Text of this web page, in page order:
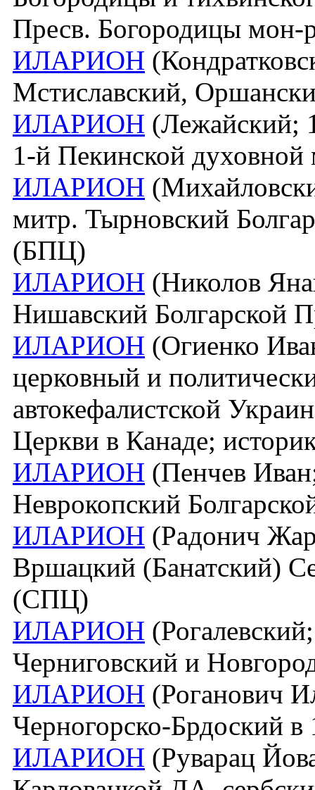
Пресв. Богородицы мон-
ИЛАРИОН
Мстиславский,
ИЛАРИОН (Лежайский;
1-й Пекинской духовной
ИЛАРИОН
митр. Тырновский
(БПЦ)
ИЛАРИОН (Николов
Нишавский Болгарской
ИЛАРИОН (Огиенко
церковный и
автокефалистской
Церкви в Канаде;
ИЛАРИОН (Пенчев
Неврокопский
ИЛАРИОН (Радонич
Вршацкий (Банатский)
(СПЦ)
ИЛАРИОН
Черниговский и
ИЛАРИОН (Роганович
Черногорско-Брдоский в
ИЛАРИОН (Руварац